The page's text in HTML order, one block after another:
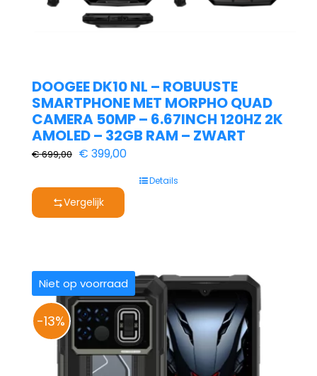
DOOGEE DK10 NL – ROBUUSTE
SMARTPHONE MET MORPHO QUAD
CAMERA 50MP – 6.67INCH 120HZ 2K
AMOLED – 32GB RAM – ZWART
€699,00 Oorspronkelijke
was:
€ 699,00.
€ 399,00Huidige
prijs
Details
Vergelijk
Niet op voorraad
-13%